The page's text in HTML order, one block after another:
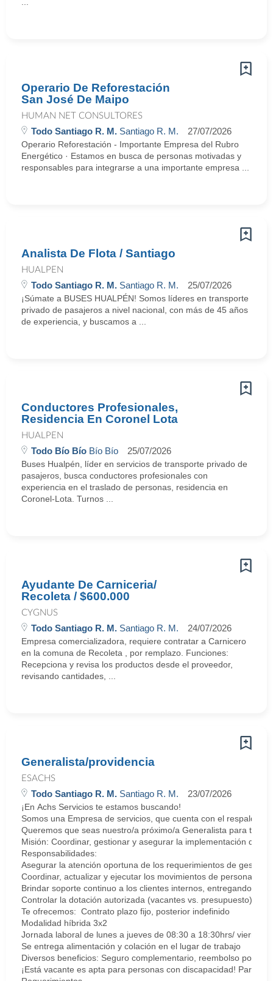
Operario De Reforestación
San José De Maipo
HUMAN NET CONSULTORES
Todo Santiago R. M. Santiago R. M. 27/07/2026
Operario Reforestación - Importante Empresa del Rubro
Energético · Estamos en busca de personas motivadas y
responsables para integrarse a una importante empresa ...
Analista De Flota / Santiago
HUALPEN
Todo Santiago R. M. Santiago R. M. 25/07/2026
¡Súmate a BUSES HUALPÉN! Somos líderes en transporte
privado de pasajeros a nivel nacional, con más de 45 años
de experiencia, y buscamos a ...
Conductores Profesionales,
Residencia En Coronel Lota
HUALPEN
Todo Bío Bío Bío Bío 25/07/2026
Buses Hualpén, líder en servicios de transporte privado de
pasajeros, busca conductores profesionales con
experiencia en el traslado de personas, residencia en
Coronel-Lota. Turnos ...
Ayudante De Carniceria/
Recoleta / $600.000
CYGNUS
Todo Santiago R. M. Santiago R. M. 24/07/2026
Empresa comercializadora, requiere contratar a Carnicero
en la comuna de Recoleta , por remplazo. Funciones:
Recepciona y revisa los productos desde el proveedor,
revisando cantidades, ...
Generalista/providencia
ESACHS
Todo Santiago R. M. Santiago R. M. 23/07/2026
¡En Achs Servicios te estamos buscando!
Somos una Empresa de servicios, que cuenta con el respaldo
Queremos que seas nuestro/a próximo/a Generalista para
Misión: Coordinar, gestionar y asegurar la implementación de
Responsabilidades:
Asegurar la atención oportuna de los requerimientos de
Coordinar, actualizar y ejecutar los movimientos de personal
Brindar soporte continuo a los clientes internos, entregando
Controlar la dotación autorizada (vacantes vs. presupuesto),
Te ofrecemos: Contrato plazo fijo, posterior indefinido
Modalidad híbrida 3x2
Jornada laboral de lunes a jueves de 08:30 a 18:30hrs/ viernes
Se entrega alimentación y colación en el lugar de trabajo
Diversos beneficios: Seguro complementario, reembolso por
¡Está vacante es apta para personas con discapacidad! Para